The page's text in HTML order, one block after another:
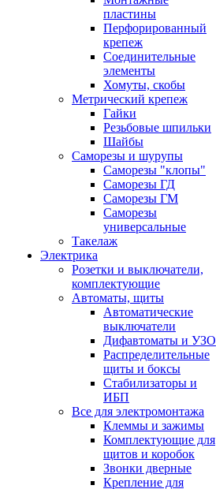
пластины
Перфорированный
крепеж
Соединительные
элементы
Хомуты, скобы
Метрический крепеж
Гайки
Резьбовые шпильки
Шайбы
Саморезы и шурупы
Саморезы "клопы"
Саморезы ГД
Саморезы ГМ
Саморезы
универсальные
Такелаж
Электрика
Розетки и выключатели,
комплектующие
Автоматы, щиты
Автоматические
выключатели
Дифавтоматы и УЗО
Распределительные
щиты и боксы
Стабилизаторы и
ИБП
Все для электромонтажа
Клеммы и зажимы
Комплектующие для
щитов и коробок
Звонки дверные
Крепление для